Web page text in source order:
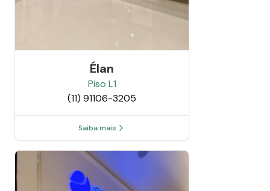
Élan
Piso L1
(11) 91106-3205
Saiba mais